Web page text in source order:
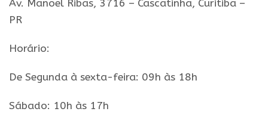
Av. Manoel Ribas, 3716 – Cascatinha, Curitiba –
PR
Horário:
De Segunda à sexta-feira: 09h às 18h
Sábado: 10h às 17h